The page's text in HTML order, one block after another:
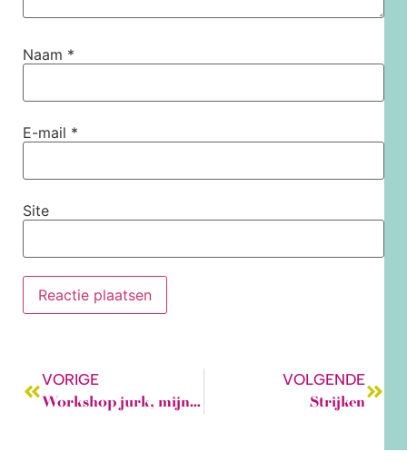
Naam *
E-mail *
Site
VORIGE
Workshop jurk, mijn beleving.
VOLGENDE
Strijken